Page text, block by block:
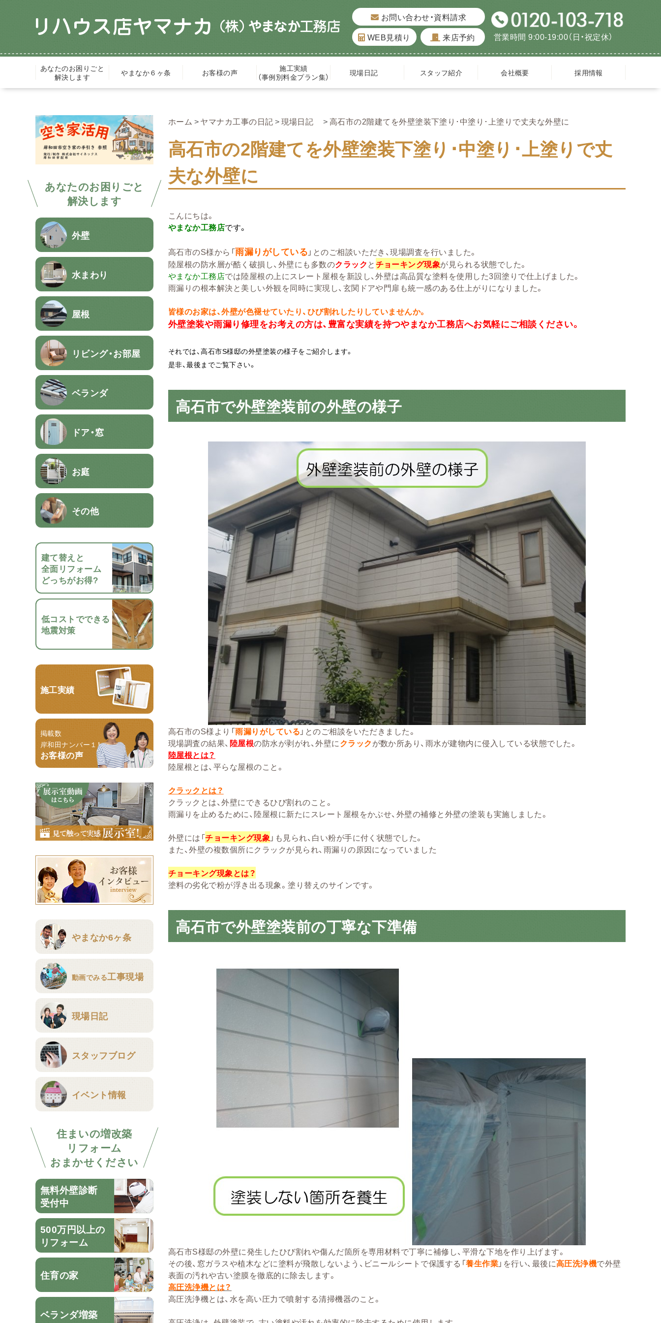
お問い合わせ・資料請求
WEB見積り
来店予約 営業時間 9:00-19:00（日・祝定休）
あなたのお困りごと
解決します
やまなか６ヶ条 お客様の声
施工実績
（事例別料金プラン集）
現場日記 スタッフ紹介 会社概要 採用情報
あなたのお困りごと
解決します
外壁
水まわり
屋根
リビング・お部屋
ベランダ
ドア・窓
お庭
その他
建て替えと
全面リフォーム
どっちがお得?
低コストでできる
地震対策
施工実績
掲載数
岸和田ナンバー１！
お客様の声
やまなか6ヶ条
動画でみる工事現場
現場日記
スタッフブログ
イベント情報
住まいの増改築
リフォーム
おまかせください
無料外壁診断
受付中
500万円以上の
リフォーム
住育の家
ベランダ増築
ホーム ヤマナカ工事の日記 現場日記 高石市の2階建てを外壁塗装下塗り･中塗り･上塗りで丈夫な外壁に
高石市の2階建てを外壁塗装下塗り･中塗り･上塗りで丈
夫な外壁に
こんにちは。
やまなか工務店です。
高石市のS様から「雨漏りがしている 」とのご相談いただき、現場調査を行いました。
陸屋根の防水層が酷く破損し、外壁にも多数のクラックとチョーキング現象が見られる状態でした。
やまなか工務店では陸屋根の上にスレート屋根を新設し、外壁は高品質な塗料を使用した3回塗りで仕上げました。
雨漏りの根本解決と美しい外観を同時に実現し、玄関ドアや門扉も統一感のある仕上がりになりました。
皆様のお家は、外壁が色褪せていたり、ひび割れしたりしていませんか。
外壁塗装や雨漏り修理をお考えの方は、豊富な実績を持つやまなか工務店へお気軽にご相談ください。
それでは、高石市S様邸の外壁塗装の様子をご紹介します。
是非、最後までご覧下さい。
高石市で外壁塗装前の外壁の様子
高石市のS様より「雨漏りがしている 」とのご相談をいただきました。
現場調査の結果、 陸屋根の防水が剥がれ、外壁にクラックが数か所あり、雨水が建物内に侵入している状態でした。
陸屋根とは？
陸屋根とは、平らな屋根のこと。
クラックとは？
クラックとは、外壁にできるひび割れのこと。
雨漏りを止めるために、陸屋根に新たにスレート屋根をかぶせ、外壁の補修と外壁の塗装も実施しました。
外壁には「チョーキング現象」も見られ、白い粉が手に付く状態でした。
また、外壁の複数個所にクラックが見られ、雨漏りの原因になっていました
チョーキング現象とは？
塗料の劣化で粉が浮き出る現象。塗り替えのサインです。
高石市で外壁塗装前の丁寧な下準備
高石市S様邸の外壁に発生したひび割れや傷んだ箇所を専用材料で丁寧に補修し、平滑な下地を作り上げます。
その後、窓ガラスや植木などに塗料が飛散しないよう、ビニールシートで保護する「養生作業」を行い、最後に高圧洗浄機で外壁
表面の汚れや古い塗膜を徹底的に除去します。
高圧洗浄機とは？
高圧洗浄機とは、水を高い圧力で噴射する清掃機器のこと。